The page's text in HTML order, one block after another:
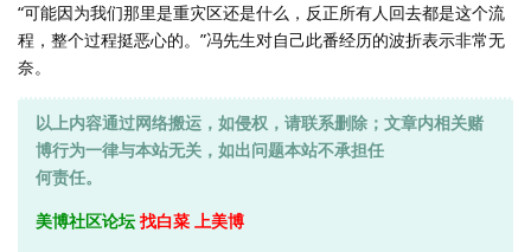
“可能因为我们那里是重灾区还是什么，反正所有人回去都是这个流
程，整个过程挺恶心的。”冯先生对自己此番经历的波折表示非常无
奈。
以上内容通过网络搬运，如侵权，请联系删除；文章内相关赌
博行为一律与本站无关，如出问题本站不承担任
何责任。
美博社区论坛 找白菜 上美博